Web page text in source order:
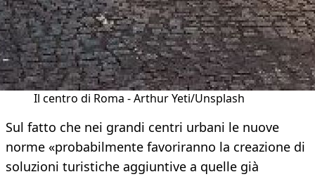
Il centro di Roma - Arthur Yeti/Unsplash
Sul fatto che nei grandi centri urbani le nuove
norme «probabilmente favoriranno la creazione di
soluzioni turistiche aggiuntive a quelle già